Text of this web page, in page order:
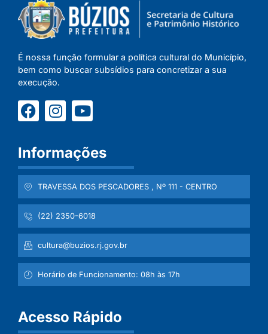
É nossa função formular a política cultural do Município,
bem como buscar subsídios para concretizar a sua
execução.
Informações
TRAVESSA DOS PESCADORES , Nº 111 - CENTRO
(22) 2350-6018
cultura@buzios.rj.gov.br
Horário de Funcionamento: 08h às 17h
Acesso Rápido